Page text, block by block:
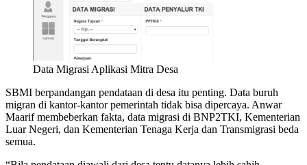
Data Migrasi Aplikasi Mitra Desa
SBMI berpandangan pendataan di desa itu penting. Data buruh
migran di kantor-kantor pemerintah tidak bisa dipercaya. Anwar
Maarif membeberkan fakta, data migrasi di BNP2TKI, Kementerian
Luar Negeri, dan Kementerian Tenaga Kerja dan Transmigrasi beda
semua.